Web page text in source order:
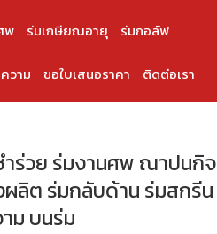
พ ร่มเกษียณอายุ ร่มกอล์ฟ
วาม ขอใบเสนอราคา ติดต่อเรา
ร่วย ร่มงานศพ ณาปนกิจ
ลิต ร่มกลับด้าน ร่มสกรีน
ม บนร่ม